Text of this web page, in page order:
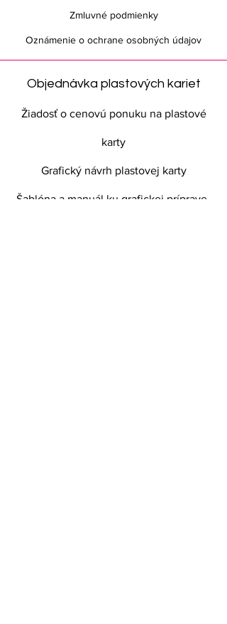
Zmluvné podmienky
Oznámenie o ochrane osobných údajov
Objednávka plastových kariet
Žiadosť o cenovú ponuku na plastové
karty
Grafický návrh plastovej karty
Šablóna a manuál ku grafickej príprave-